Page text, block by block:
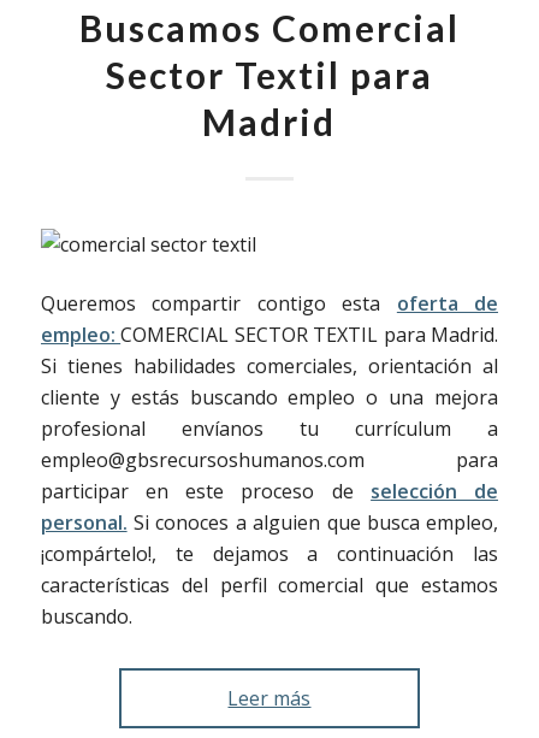
Buscamos Comercial
Sector Textil para
Madrid
Queremos compartir contigo esta oferta de
empleo:COMERCIAL SECTOR TEXTIL para Madrid.
Si tienes habilidades comerciales, orientación al
cliente y estás buscando empleo o una mejora
profesional envíanos tu currículum a
empleo@gbsrecursoshumanos.com para
participar en este proceso de selección de
personal. Si conoces a alguien que busca empleo,
¡compártelo!, te dejamos a continuación las
características del perfil comercial que estamos
buscando.
Leer más